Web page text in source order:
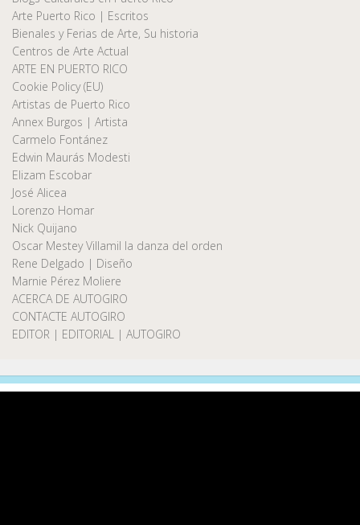
Arte Puerto Rico | Escritos
Bienales y Ferias de Arte, Su historia
Centros de Arte Actual
ARTE EN PUERTO RICO
Cookie Policy (EU)
Artistas de Puerto Rico
Annex Burgos | Artista
Carmelo Fontánez
Edwin Maurás Modesti
Elizam Escobar
José Alicea
Lorenzo Homar
Nick Quijano
Oscar Mestey Villamil la danza del orden
Rene Delgado | Diseño
Marnie Pérez Moliere
ACERCA DE AUTOGIRO
CONTACTE AUTOGIRO
EDITOR | EDITORIAL | AUTOGIRO